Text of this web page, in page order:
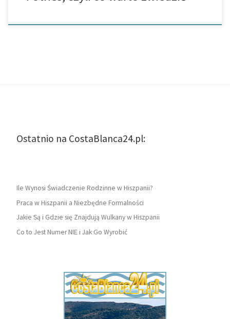
Ostatnio na CostaBlanca24.pl:
Ile Wynosi Świadczenie Rodzinne w Hiszpanii?
Praca w Hiszpanii a Niezbędne Formalności
Jakie Są i Gdzie się Znajdują Wulkany w Hiszpanii
Co to Jest Numer NIE i Jak Go Wyrobić